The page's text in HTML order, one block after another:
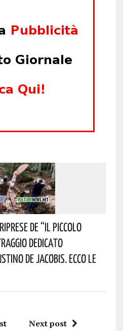
De “Il Piccolo
Dedicato
De Jacobis. Ecco Le
Next post